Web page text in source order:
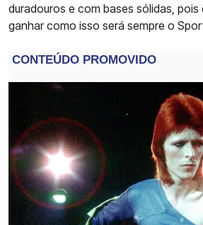
duradouros e com bases sólidas, pois
ganhar como isso será sempre o